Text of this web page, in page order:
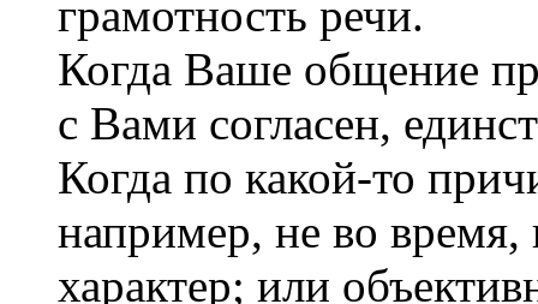
грамотность речи.
Когда Ваше общение
с Вами согласен,
Когда по какой-то
например, не во время,
характер; или